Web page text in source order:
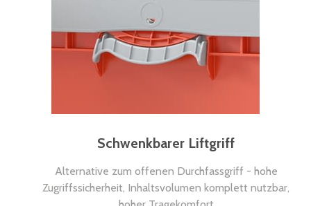
Schwenkbarer Liftgriff
Alternative zum offenen Durchfassgriff - hohe
Zugriffssicherheit, Inhaltsvolumen komplett nutzbar,